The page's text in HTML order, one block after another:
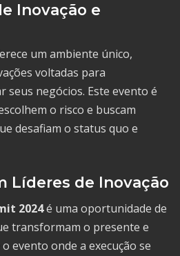
Inovação e
um ambiente único,
voltadas para
seus negócios. Este evento é
o risco e buscam
desafiam o status quo e
Líderes de Inovação
2024é uma oportunidade de
transformam o presente e
evento onde a execução se